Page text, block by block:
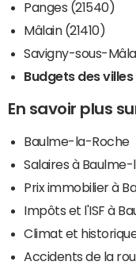
Panges (21540)
Mâlain (21410)
Savigny-sous-
Budgets des
En savoir plus
Baulme-la-Roche
Salaires à
Prix immobilier à
Impôts et l'ISF à
Climat et
Accidents de la